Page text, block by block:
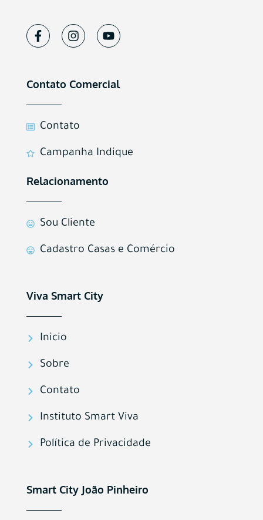
Contato Comercial
Contato
Campanha Indique
Relacionamento
Sou Cliente
Cadastro Casas e Comércio
Viva Smart City
Inicio
Sobre
Contato
Instituto Smart Viva
Política de Privacidade
Smart City João Pinheiro